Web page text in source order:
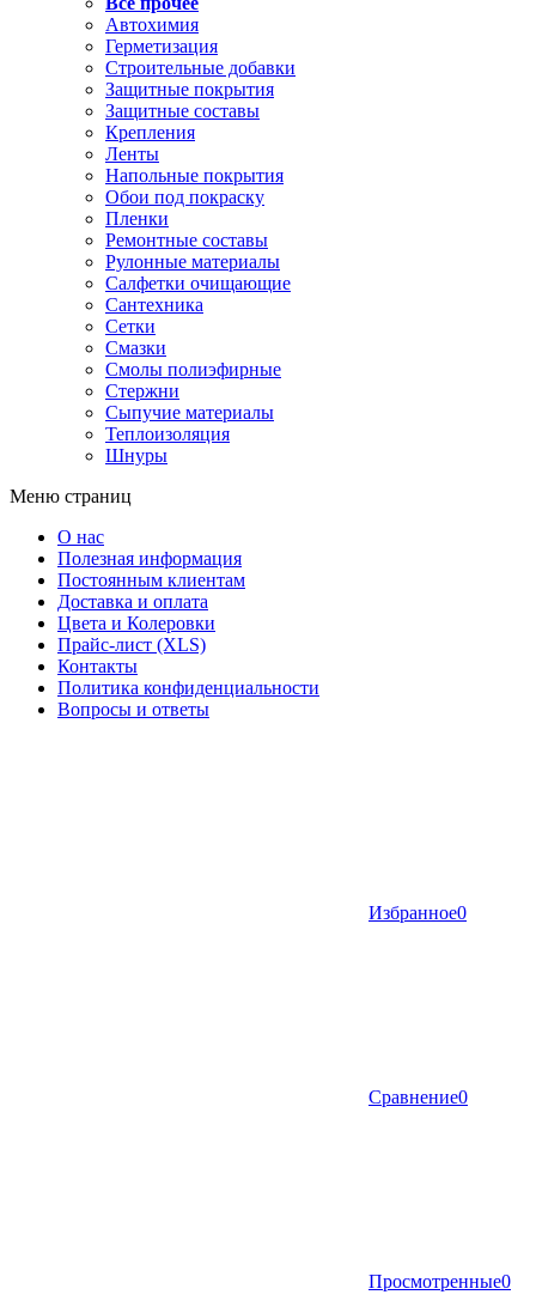
Автохимия
Герметизация
Строительные добавки
Защитные покрытия
Защитные составы
Крепления
Ленты
Напольные покрытия
Обои под покраску
Пленки
Ремонтные составы
Рулонные материалы
Салфетки очищающие
Сантехника
Сетки
Смазки
Смолы полиэфирные
Стержни
Сыпучие материалы
Теплоизоляция
Шнуры
Меню страниц
О нас
Полезная информация
Постоянным клиентам
Доставка и оплата
Цвета и Колеровки
Прайс-лист (XLS)
Контакты
Политика конфиденциальности
Вопросы и ответы
Избранное0
Сравнение0
Просмотренные0